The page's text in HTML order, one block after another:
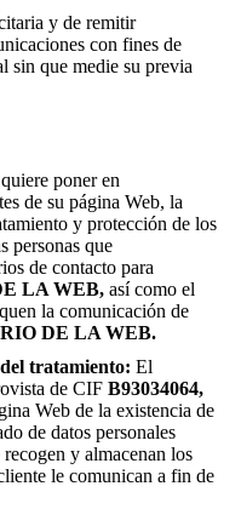
y de remitir
con fines de
sin que medie su previa
quiere poner en
de su página Web, la
y protección de los
personas que
de contacto para
LA WEB, así como el
la comunicación de
DE LA WEB.
tratamiento: El
de CIF B93034064,
Web de la existencia de
de datos personales
recogen y almacenan los
le comunican a fin de